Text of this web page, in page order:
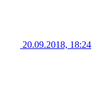
20.09.2018, 18:24